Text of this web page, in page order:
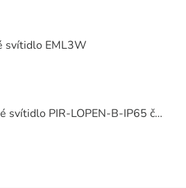
svítidlo EML3W
LED vestavné svítidlo PIR-LOPEN-B-IP65 černé